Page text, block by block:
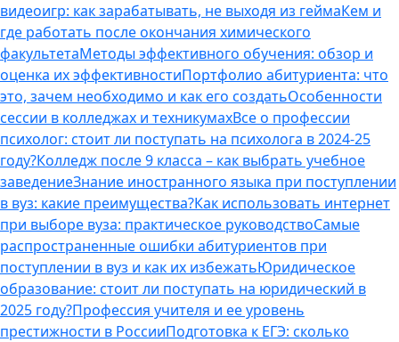
видеоигр: как зарабатывать, не выходя из геймаКем и
где работать после окончания химического
факультетаМетоды эффективного обучения: обзор и
оценка их эффективностиПортфолио абитуриента: что
это, зачем необходимо и как его создатьОсобенности
сессии в колледжах и техникумахВсе о профессии
психолог: стоит ли поступать на психолога в 2024-25
году?Колледж после 9 класса – как выбрать учебное
заведениеЗнание иностранного языка при поступлении
в вуз: какие преимущества?Как использовать интернет
при выборе вуза: практическое руководствоСамые
распространенные ошибки абитуриентов при
поступлении в вуз и как их избежатьЮридическое
образование: стоит ли поступать на юридический в
2025 году?Профессия учителя и ее уровень
престижности в РоссииПодготовка к ЕГЭ: сколько